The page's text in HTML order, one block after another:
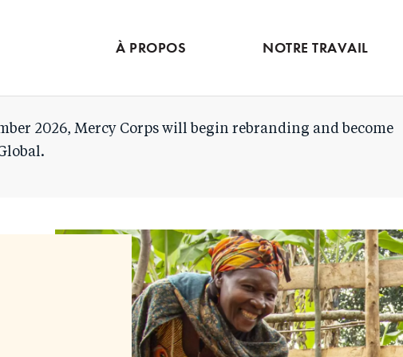
À PROPOS NOTRE TRAVAIL
2026, Mercy Corps will begin rebranding and become